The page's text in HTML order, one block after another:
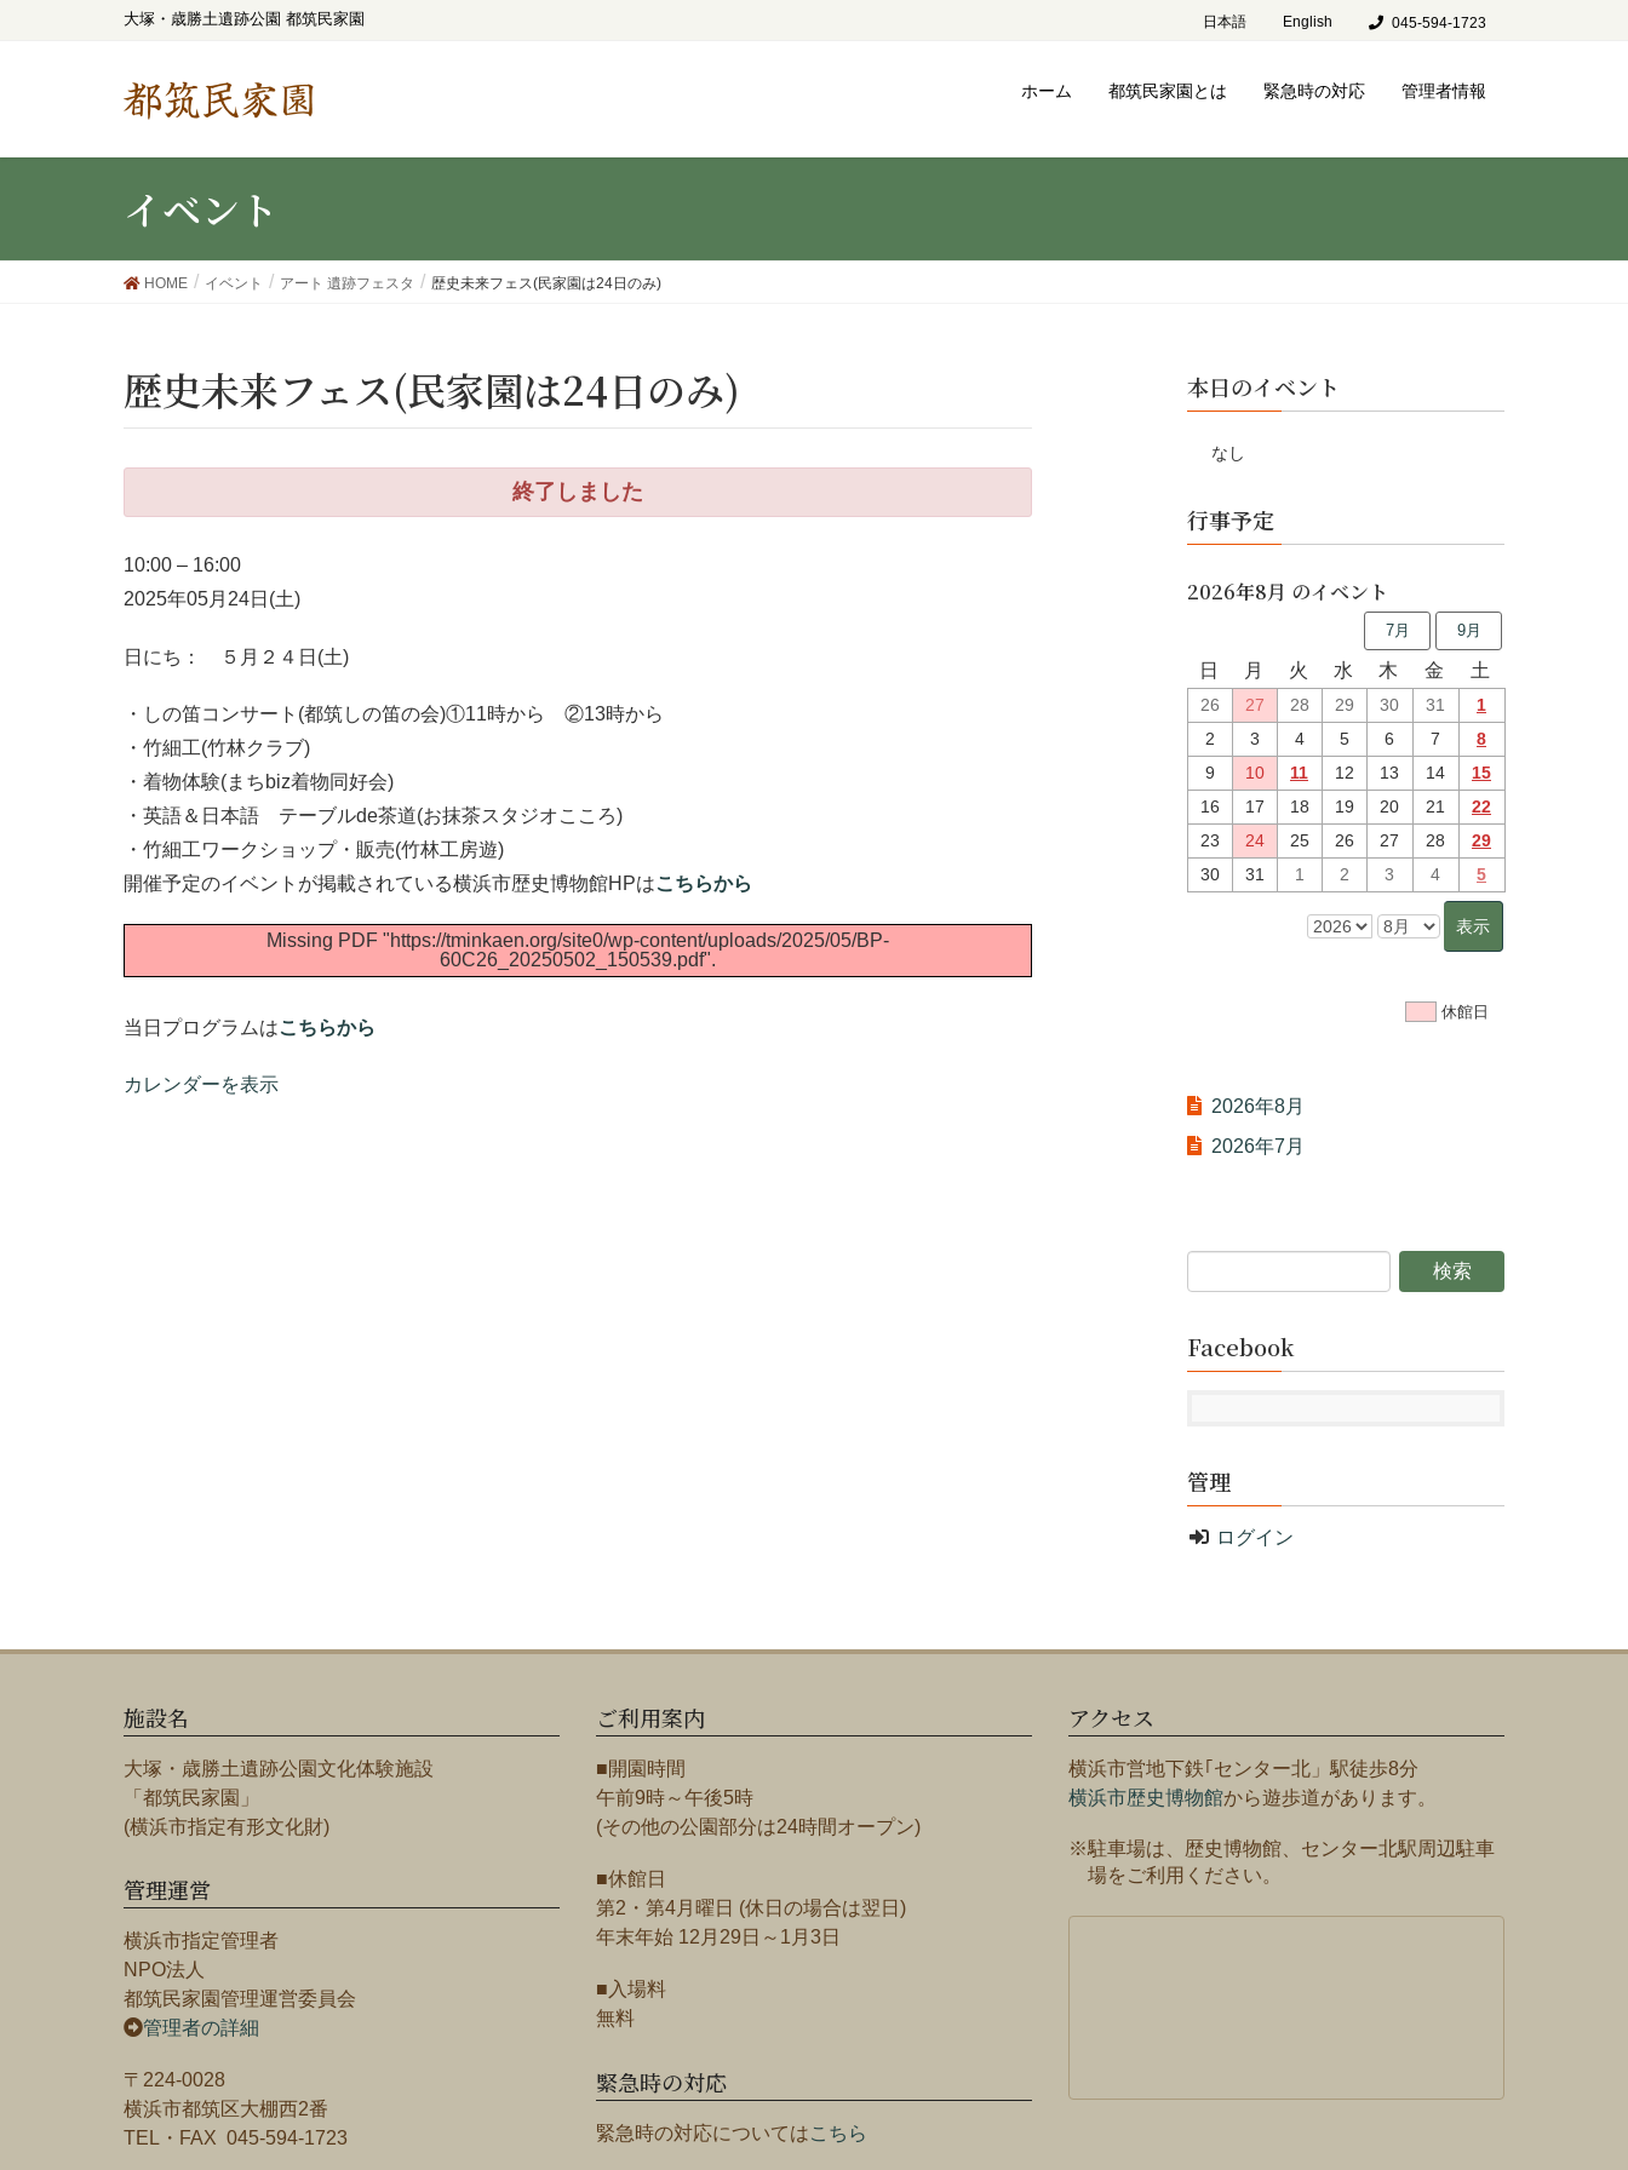
大塚・歳勝土遺跡公園 都筑民家園 日本語 English 045-594-1723
都筑民家園 ホーム 都筑民家園とは 緊急時の対応 管理者情報
イベント
HOME イベント アート 遺跡フェスタ 歴史未来フェス(民家園は24日のみ)
歴史未来フェス(民家園は24日のみ)
10:00 – 16:00
2025年05月24日(土)
日にち： ５月２４日(土)
・しの笛コンサート(都筑しの笛の会)①11時から ②13時から
・竹細工(竹林クラブ)
・着物体験(まちbiz着物同好会)
・英語＆日本語 テーブルde茶道(お抹茶スタジオこころ)
・竹細工ワークショップ・販売(竹林工房遊)
開催予定のイベントが掲載されている横浜市歴史博物館HPはこちらから
Missing PDF "https://tminkaen.org/site0/wp-content/uploads/2025/05/BP-
60C26_20250502_150539.pdf".
当日プログラムはこちらから
カレンダーを表示
本日のイベント
なし
行事予定
2026年8月 のイベント
7月 9月
日 月 火 水 木 金 土
26 27 28 29 30 31
1
2
3 4 5 6 7
8
9
10 11 12 13 14
15
16
17 18 19 20 21
22
23
24 25 26 27 28
29
30
31 1 2 3 4 5
休館日
2026年8月
2026年7月
Facebook
管理
ログイン
施設名
大塚・歳勝土遺跡公園文化体験施設
「都筑民家園」
(横浜市指定有形文化財)
管理運営
横浜市指定管理者
NPO法人
都筑民家園管理運営委員会
管理者の詳細
〒224-0028
横浜市都筑区大棚西2番
TEL・FAX 045-594-1723
ご利用案内
■開園時間
午前9時～午後5時
(その他の公園部分は24時間オープン)
■休館日
第2・第4月曜日 (休日の場合は翌日)
年末年始 12月29日～1月3日
■入場料
無料
緊急時の対応
緊急時の対応についてはこちら
アクセス
横浜市営地下鉄｢センター北」駅徒歩8分
横浜市歴史博物館から遊歩道があります。
※駐車場は、歴史博物館、センター北駅周辺駐車
場をご利用ください。